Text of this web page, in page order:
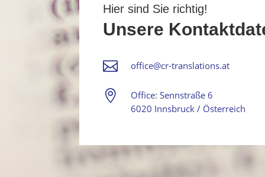
Hier sind Sie richtig!
Unsere
 office@cr-translations.at

Office: Sennstraße 6
6020 Innsbruck / Österreich